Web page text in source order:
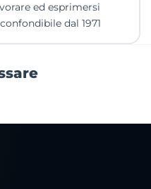
ed esprimersi
dal 1971